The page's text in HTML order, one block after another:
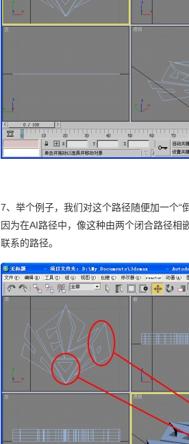
7、举个例子，我们对这个路径随便加一个“
因为在AI路径中，像这种由两个闭合路径
联系的路径。